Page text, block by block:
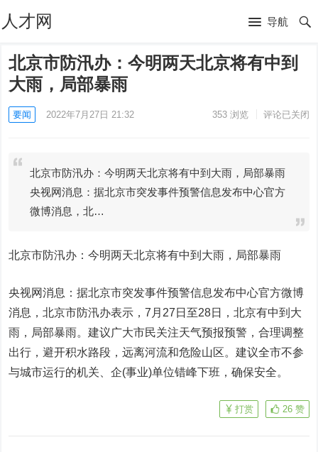
人才网 导航
北京市防汛办：今明两天北京将有中到
大雨，局部暴雨
要闻 2022年7月27日 21:32 353浏览 评论已关闭
北京市防汛办：今明两天北京将有中到大雨，局部暴雨
央视网消息：据北京市突发事件预警信息发布中心官方
微博消息，北…
北京市防汛办：今明两天北京将有中到大雨，局部暴雨
央视网消息：据北京市突发事件预警信息发布中心官方微博
消息，北京市防汛办表示，7月27日至28日，北京有中到大
雨，局部暴雨。建议广大市民关注天气预报预警，合理调整
出行，避开积水路段，远离河流和危险山区。建议全市不参
与城市运行的机关、企(事业)单位错峰下班，确保安全。
26 赞
打赏